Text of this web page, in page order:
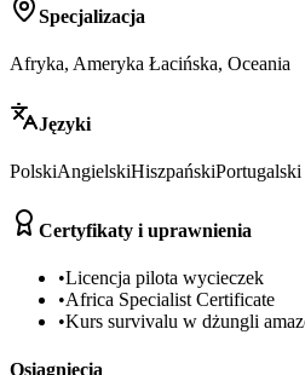
Specjalizacja
Afryka, Ameryka Łacińska, Oceania
Języki
PolskiAngielskiHiszpańskiPortugalski
Certyfikaty i uprawnienia
•Licencja pilota wycieczek
•Africa Specialist Certificate
•Kurs survivalu w dżungli
Osiągnięcia